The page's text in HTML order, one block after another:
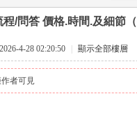
›
程/問答 價格.時間.及細節
4-28 02:20:50 顯示全部樓層
者可見